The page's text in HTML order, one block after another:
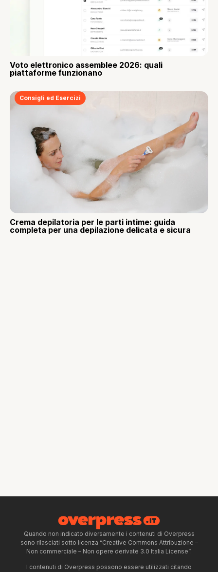
Voto elettronico assemblee 2026: quali
piattaforme funzionano
Consigli ed Esercizi
Crema depilatoria per le parti intime: guida
completa per una depilazione delicata e sicura
Quando non indicato diversamente i contenuti di Overpress
sono rilasciati sotto licenza “Creative Commons Attribuzione –
Non commerciale – Non opere derivate 3.0 Italia License”.
I contenuti di Overpress possono essere utilizzati citando